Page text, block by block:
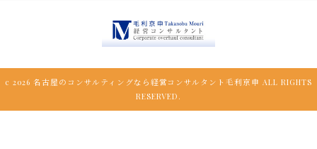
c 2026 名古屋のコンサルティングなら経営コンサルタント毛利京申 ALL RIGHTS
RESERVED.